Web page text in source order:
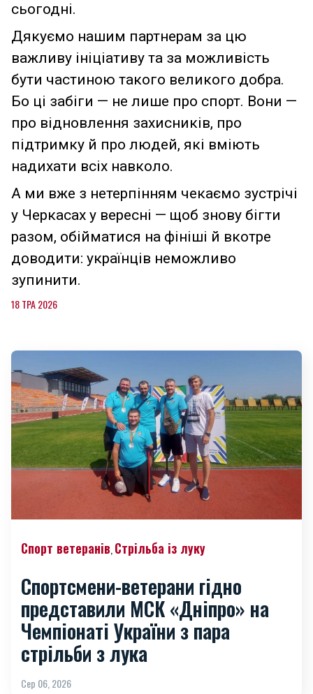
сьогодні.
Дякуємо нашим партнерам за цю
важливу ініціативу та за можливість
бути частиною такого великого добра.
Бо ці забіги — не лише про спорт. Вони —
про відновлення захисників, про
підтримку й про людей, які вміють
надихати всіх навколо.
А ми вже з нетерпінням чекаємо зустрічі
у Черкасах у вересні — щоб знову бігти
разом, обійматися на фініші й вкотре
доводити: українців неможливо
зупинити.
18 ТРА 2026
Спорт ветеранів Стрільба із луку
Спортсмени-ветерани гідно
представили МСК «Дніпро» на
Чемпіонаті України з пара
стрільби з лука
Сер 06, 2026